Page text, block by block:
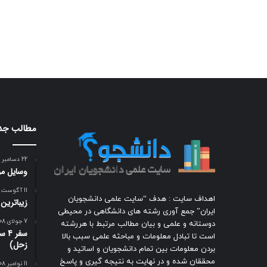
اهداف سایت : هدف “سایت علمی دانشجویان
ایران” جمع آوری رشته های دانشگاهی در محیطی
دوستانه و علمی و بیان مطالب مرتبط با هررشته
است تا تبادل معلومات و مباحثه علمی سبب بالا
بردن معلومات بین تمام دانشجویان و اساتید و
محققان شده و در نهایت به نتیجه گیری و پاسخ
مطالب
22 دسامبر 2018
وسایل
11 آگوست 2009
7 جولای 2008
زحل)
11 نوامبر 2008